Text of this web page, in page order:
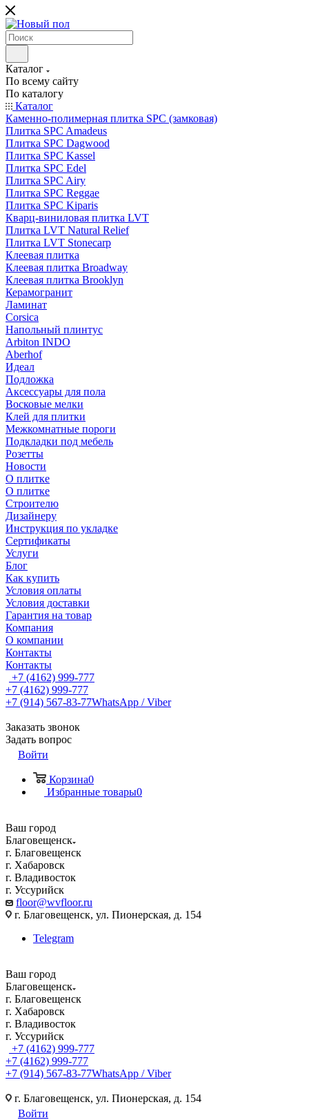
Каталог
По всему сайту
По каталогу
Каталог
Каменно-полимерная плитка SPC (замковая)
Плитка SPC Amadeus
Плитка SPC Dagwood
Плитка SPC Kassel
Плитка SPC Edel
Плитка SPC Airy
Плитка SPC Reggae
Плитка SPC Kiparis
Кварц-виниловая плитка LVT
Плитка LVT Natural Relief
Плитка LVT Stonecarp
Клеевая плитка
Клеевая плитка Broadway
Клеевая плитка Brooklyn
Керамогранит
Ламинат
Corsica
Напольный плинтус
Arbiton INDO
Aberhof
Идеал
Подложка
Аксессуары для пола
Восковые мелки
Клей для плитки
Межкомнатные пороги
Подкладки под мебель
Розетты
Новости
О плитке
О плитке
Строителю
Дизайнеру
Инструкция по укладке
Сертификаты
Услуги
Блог
Как купить
Условия оплаты
Условия доставки
Гарантия на товар
Компания
О компании
Контакты
Контакты
+7 (4162) 999-777
+7 (4162) 999-777
+7 (914) 567-83-77WhatsApp / Viber
Заказать звонок
Задать вопрос
Войти
Корзина0
Избранные товары0
Ваш город
Благовещенск
г. Благовещенск
г. Хабаровск
г. Владивосток
г. Уссурийск
floor@wvfloor.ru
г. Благовещенск, ул. Пионерская, д. 154
Telegram
Ваш город
Благовещенск
г. Благовещенск
г. Хабаровск
г. Владивосток
г. Уссурийск
+7 (4162) 999-777
+7 (4162) 999-777
+7 (914) 567-83-77WhatsApp / Viber
г. Благовещенск, ул. Пионерская, д. 154
Войти